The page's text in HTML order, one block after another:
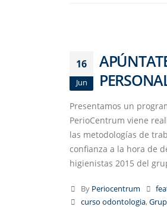
16
Jun
Presentamos un
PerioCentrum viene
las metodologías de
confianza a la hora de
higienistas 2015 del
By Periocentrum
curso odontologia,